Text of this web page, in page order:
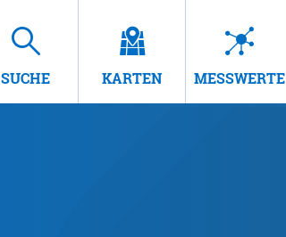
SUCHE KARTEN MESSWERTE